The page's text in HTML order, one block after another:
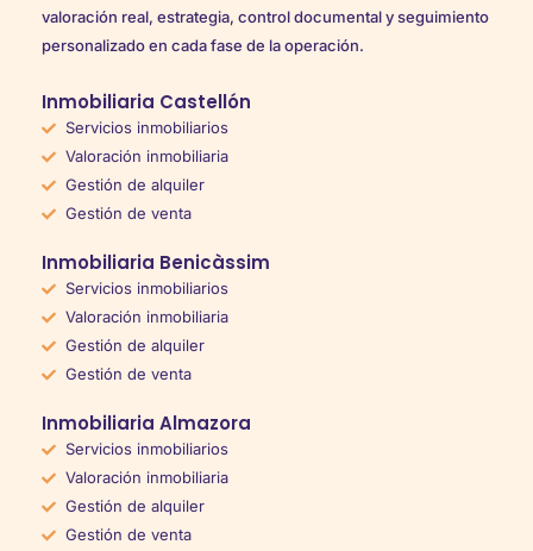
valoración real, estrategia, control documental y seguimiento
personalizado en cada fase de la operación.
Inmobiliaria Castellón
Servicios inmobiliarios
Valoración inmobiliaria
Gestión de alquiler
Gestión de venta
Inmobiliaria Benicàssim
Servicios inmobiliarios
Valoración inmobiliaria
Gestión de alquiler
Gestión de venta
Inmobiliaria Almazora
Servicios inmobiliarios
Valoración inmobiliaria
Gestión de alquiler
Gestión de venta